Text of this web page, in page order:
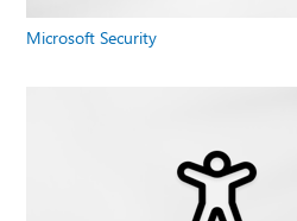
Microsoft Security